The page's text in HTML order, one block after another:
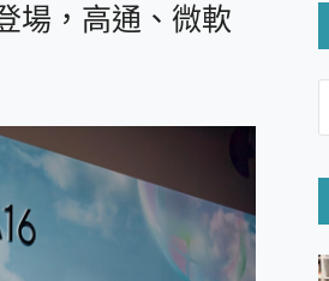
固態硬碟開箱 評測
Eco 太陽能防水雲端攝影機
14吋 開箱評價，AI輕薄商務筆電
億畫素 LumaColor 影像、持久續航
AR 低反光玻璃、藍寶石鏡頭貼與
14吋 AI輕薄筆電 開箱 評測
razr 60 冰藍限定版本 開箱 評測
式化有防寫保護的隨身碟或SD卡
場，高通、微軟